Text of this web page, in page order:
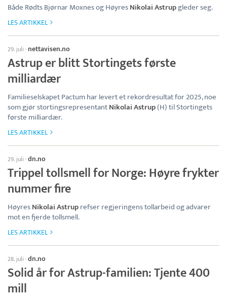
Både Rødts Bjørnar Moxnes og HøyresNikolai Astrupgleder seg.
LES ARTIKKEL
29. juli · nettavisen.no
Astrup er blitt Stortingets første
milliardær
Familieselskapet Pactum har levert et rekordresultat for 2025, noe
som gjør stortingsrepresentantNikolai Astrup(H) til Stortingets
første milliardær.
LES ARTIKKEL
29. juli ·dn.no
Trippel tollsmell for Norge: Høyre frykter
nummer fire
HøyresNikolai Astruprefser regjeringens tollarbeid og advarer
mot en fjerde tollsmell.
LES ARTIKKEL
28. juli ·dn.no
Solid år for Astrup-familien: Tjente 400
mill